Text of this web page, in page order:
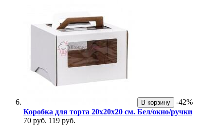
В корзину
-42%
Коробка для торта 20х20х20 см. Бел/окно/ручки
70 руб. 119 руб.